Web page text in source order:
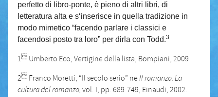
perfetto di libro-ponte, è pieno di altri libri, di
letteratura alta e s‘inserisce in quella tradizione in
modo mimetico “facendo parlare i classici e
facendosi posto tra loro” per dirla con Todd.3
1 Umberto Eco, Vertigine della lista, Bompiani, 2009
2 Franco Moretti, “Il secolo serio” neIl romanzo. La
cultura del romanzo, vol. I, pp. 689-749, Einaudi, 2002.